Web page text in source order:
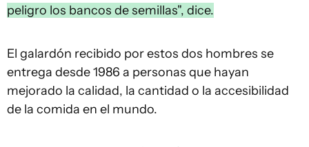
peligro los bancos de semillas", dice.
El galardón recibido por estos dos hombres se
entrega desde 1986 a personas que hayan
mejorado la calidad, la cantidad o la accesibilidad
de la comida en el mundo.